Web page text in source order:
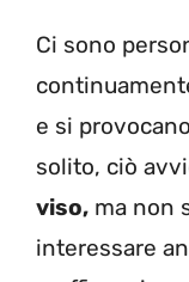
Ci sono
e si provocano
solito, ciò
viso, ma non
interessare